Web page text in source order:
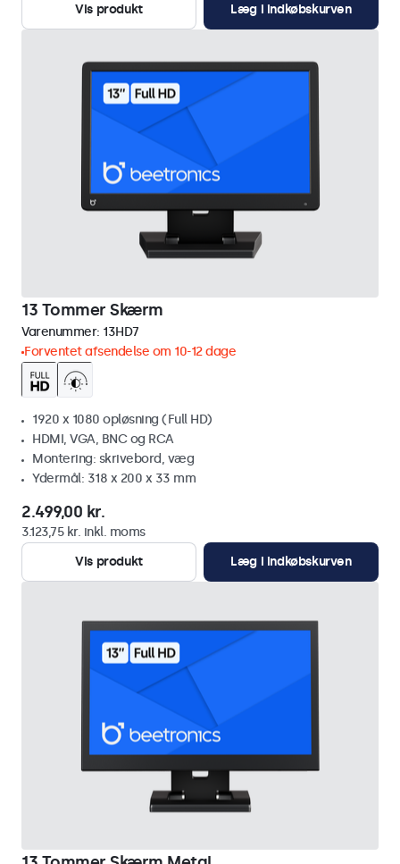
Vis produkt
Læg i indkøbskurven
13 Tommer Skærm
Varenummer: 13HD7
Forventet afsendelse om 10-12 dage
1920 x 1080 opløsning (Full HD)
HDMI, VGA, BNC og RCA
Montering: skrivebord, væg
Ydermål: 318 x 200 x 33 mm
2.499,00 kr.
3.123,75 kr. inkl. moms
Vis produkt
Læg i indkøbskurven